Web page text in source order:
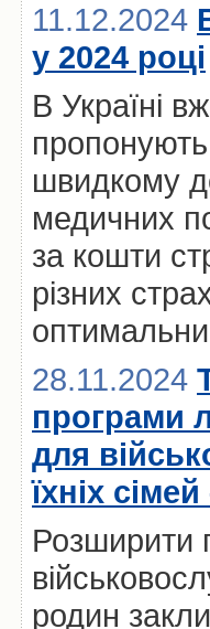
11.12.2024
у 2024 році
В Україні
швидкому
медичних
за кошти
різних
28.11.2024
програми
для
їхніх
Розширити
родин